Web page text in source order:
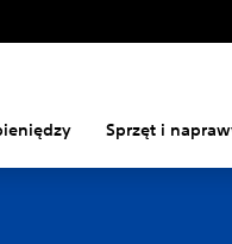
Sprzęt i